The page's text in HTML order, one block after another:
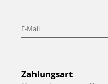
Zahlungsart